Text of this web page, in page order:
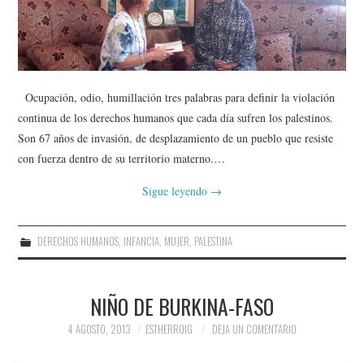
Ocupación, odio, humillación tres palabras para definir la violación
continua de los derechos humanos que cada día sufren los palestinos.
Son 67 años de invasión, de desplazamiento de un pueblo que resiste
con fuerza dentro de su territorio materno.…
Sigue leyendo →
DERECHOS HUMANOS, INFANCIA, MUJER, PALESTINA
NIÑO DE BURKINA-FASO
4 AGOSTO, 2013 ESTHERROIG DEJA UN COMENTARIO